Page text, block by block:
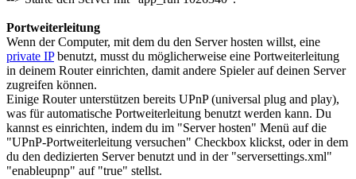
Portweiterleitung
Wenn der Computer, mit dem du den Server hosten willst, eine
private IPbenutzt, musst du möglicherweise eine Portweiterleitung
in deinem Router einrichten, damit andere Spieler auf deinen Server
zugreifen können.
Einige Router unterstützen bereits UPnP (universal plug and play),
was für automatische Portweiterleitung benutzt werden kann. Du
kannst es einrichten, indem du im "Server hosten" Menü auf die
"UPnP-Portweiterleitung versuchen" Checkbox klickst, oder in dem
du den dedizierten Server benutzt und in der "serversettings.xml"
"enableupnp" auf "true" stellst.